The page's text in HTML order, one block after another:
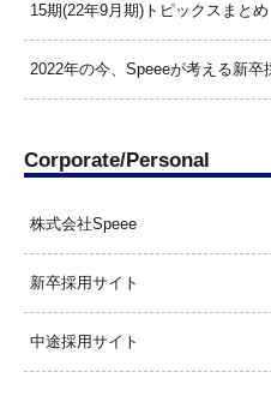
15期(22年9月期)トピックスまとめ
2022年の今、Speeeが考える新卒
Corporate/Personal
株式会社Speee
新卒採用サイト
中途採用サイト